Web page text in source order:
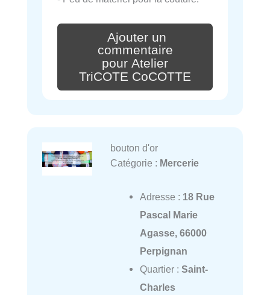
Ajouter un
commentaire
pour Atelier
TriCOTE CoCOTTE
bouton d'or
Catégorie : Mercerie
Adresse : 18 Rue
Pascal Marie
Agasse, 66000
Perpignan
Quartier : Saint-
Charles